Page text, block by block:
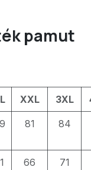
pamut
XXL 3XL
81 84
66 71